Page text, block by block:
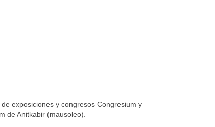
exposiciones y congresos Congresium y
de Anitkabir (mausoleo).